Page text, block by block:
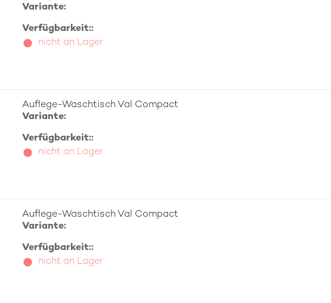
Variante:
Verfügbarkeit::
nicht an Lager
Auflege-Waschtisch Val Compact
Variante:
Verfügbarkeit::
nicht an Lager
Auflege-Waschtisch Val Compact
Variante:
Verfügbarkeit::
nicht an Lager